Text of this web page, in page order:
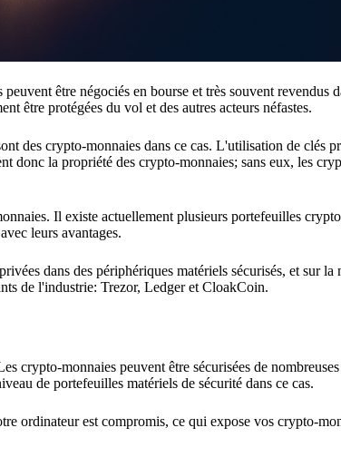
être négociés en bourse et très souvent revendus
être protégées du vol et des autres acteurs néfastes.
des crypto-monnaies dans ce cas. L'utilisation de clés
donc la propriété des crypto-monnaies; sans eux, les
Il existe actuellement plusieurs portefeuilles
leurs avantages.
dans des périphériques matériels sécurisés, et sur la
de l'industrie: Trezor, Ledger et CloakCoin.
crypto-monnaies peuvent être sécurisées de
de portefeuilles matériels de sécurité dans ce cas.
ordinateur est compromis, ce qui expose vos crypto-